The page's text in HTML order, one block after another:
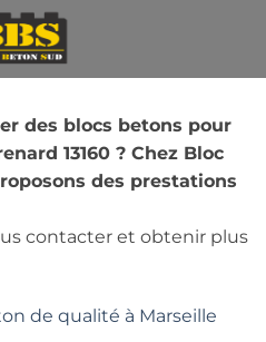
des blocs betons pour
13160 ? Chez Bloc
des prestations
contacter et obtenir plus
de qualité à Marseille